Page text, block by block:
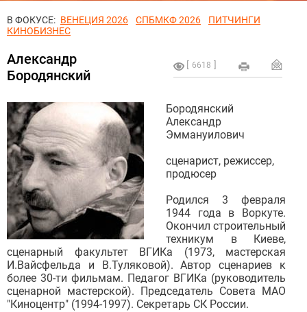
В ФОКУСЕ: ВЕНЕЦИЯ 2026 СПБМКФ 2026
ПИТЧИНГИ
КИНОБИЗНЕС
6618
Александр
Бородянский
Бородянский
Александр
Эммануилович
сценарист, режиссер,
продюсер
Родился 3 февраля
1944 года в Воркуте.
Окончил строительный
техникум в Киеве,
сценарный факультет ВГИКа (1973, мастерская
И.Вайсфельда и В.Туляковой). Автор сценариев к
более 30-ти фильмам. Педагог ВГИКа (руководитель
сценарной мастерской). Председатель Совета МАО
"Киноцентр" (1994-1997). Секретарь СК России.